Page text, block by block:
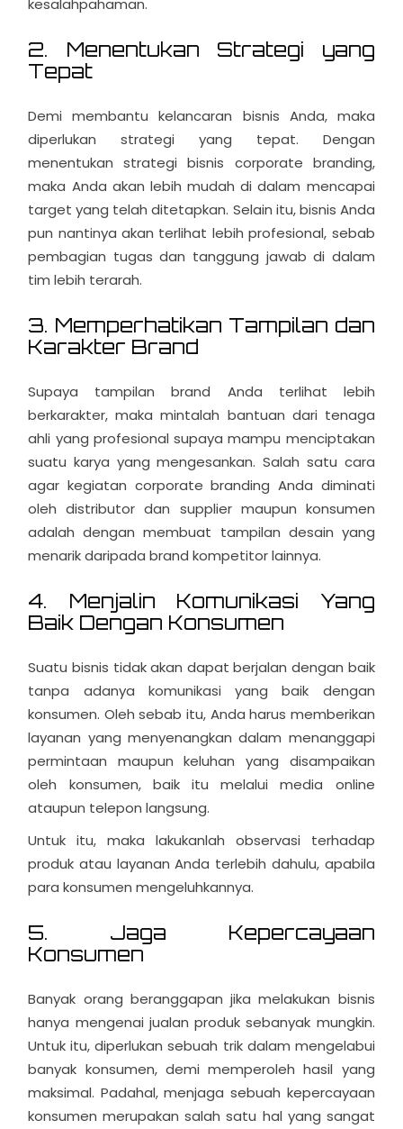
kesalahpahaman.
2. Menentukan Strategi yang
Tepat
Demi membantu kelancaran bisnis Anda, maka
diperlukan strategi yang tepat. Dengan
menentukan strategi bisnis corporate branding,
maka Anda akan lebih mudah di dalam mencapai
target yang telah ditetapkan. Selain itu, bisnis Anda
pun nantinya akan terlihat lebih profesional, sebab
pembagian tugas dan tanggung jawab di dalam
tim lebih terarah.
3. Memperhatikan Tampilan dan
Karakter Brand
Supaya tampilan brand Anda terlihat lebih
berkarakter, maka mintalah bantuan dari tenaga
ahli yang profesional supaya mampu menciptakan
suatu karya yang mengesankan. Salah satu cara
agar kegiatan corporate branding Anda diminati
oleh distributor dan supplier maupun konsumen
adalah dengan membuat tampilan desain yang
menarik daripada brand kompetitor lainnya.
4. Menjalin Komunikasi Yang
Baik Dengan Konsumen
Suatu bisnis tidak akan dapat berjalan dengan baik
tanpa adanya komunikasi yang baik dengan
konsumen. Oleh sebab itu, Anda harus memberikan
layanan yang menyenangkan dalam menanggapi
permintaan maupun keluhan yang disampaikan
oleh konsumen, baik itu melalui media online
ataupun telepon langsung.
Untuk itu, maka lakukanlah observasi terhadap
produk atau layanan Anda terlebih dahulu, apabila
para konsumen mengeluhkannya.
5. Jaga Kepercayaan
Konsumen
Banyak orang beranggapan jika melakukan bisnis
hanya mengenai jualan produk sebanyak mungkin.
Untuk itu, diperlukan sebuah trik dalam mengelabui
banyak konsumen, demi memperoleh hasil yang
maksimal. Padahal, menjaga sebuah kepercayaan
konsumen merupakan salah satu hal yang sangat